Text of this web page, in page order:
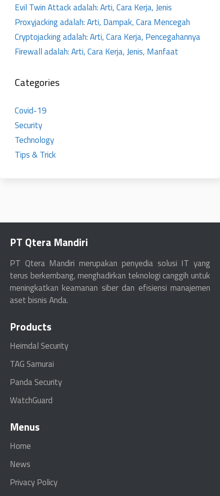
Evil Twin Attack adalah: Arti, Cara Kerja, Jenis
Proxyjacking adalah: Arti, Dampak, Cara Mencegah
Cryptojacking adalah: Arti, Cara Kerja, Pencegahannya
Firewall adalah: Arti, Cara Kerja, Jenis, Manfaat
Categories
Covid-19
Security
Technology
Tips & Trick
PT Qtera Mandiri
PT Qtera Mandiri merupakan penyedia solusi IT yang
terus berkembang, menghadirkan teknologi canggih untuk
meningkatkan keamanan siber dan efisiensi manajemen
aset bisnis Anda.
Products
Heimdal Security
TAG Samurai
Panda Security
WatchGuard
Menus
Home
News
Privacy Policy